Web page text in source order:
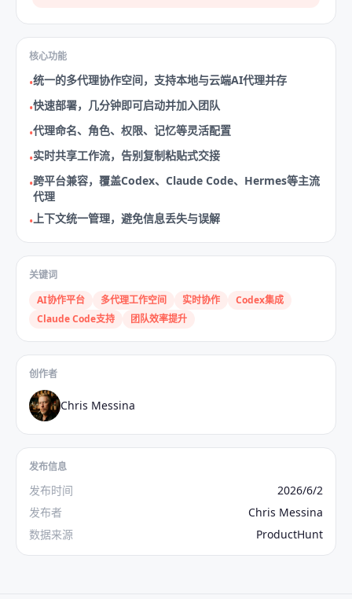
核心功能
•统一的多代理协作空间，支持本地与云端AI代理并存
•快速部署，几分钟即可启动并加入团队
•代理命名、角色、权限、记忆等灵活配置
•实时共享工作流，告别复制粘贴式交接
•跨平台兼容，覆盖Codex、Claude Code、Hermes等主流
代理
•上下文统一管理，避免信息丢失与误解
关键词
AI协作平台
多代理工作空间 实时协作
Codex集成
Claude Code支持
团队效率提升
创作者
Chris Messina
发布信息
发布时间
2026/6/2
发布者
Chris Messina
数据来源
ProductHunt